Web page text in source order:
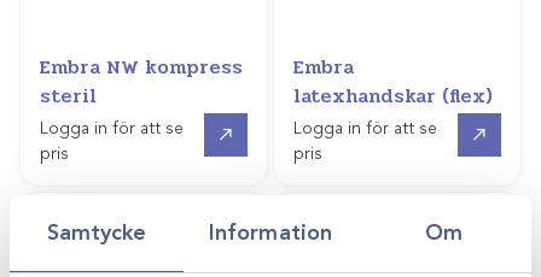
Samtycke Information Om
Embra NW kompress
steril
Logga in för att se
pris
Embra
latexhandskar (flex)
Logga in för att se
pris